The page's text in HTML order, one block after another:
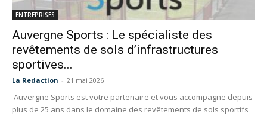
ENTREPRISES
Auvergne Sports : Le spécialiste des
revêtements de sols d’infrastructures
sportives...
La Redaction - 21 mai 2026
Auvergne Sports est votre partenaire et vous accompagne depuis
plus de 25 ans dans le domaine des revêtements de sols sportifs